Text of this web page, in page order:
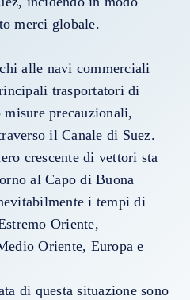
merci globale.
alle navi commerciali
trasportatori di
precauzionali,
il Canale di Suez.
crescente di vettori sta
al Capo di Buona
i tempi di
Oriente,
Oriente, Europa e
di questa situazione sono